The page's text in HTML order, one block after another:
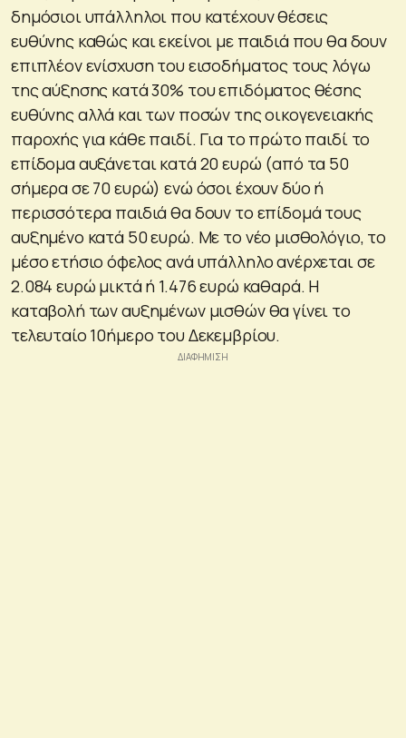
δημόσιοι υπάλληλοι που κατέχουν θέσεις
ευθύνης καθώς και εκείνοι με παιδιά που θα δουν
επιπλέον ενίσχυση του εισοδήματος τους λόγω
της αύξησης κατά 30% του επιδόματος θέσης
ευθύνης αλλά και των ποσών της οικογενειακής
παροχής για κάθε παιδί. Για το πρώτο παιδί το
επίδομα αυξάνεται κατά 20 ευρώ (από τα 50
σήμερα σε 70 ευρώ) ενώ όσοι έχουν δύο ή
περισσότερα παιδιά θα δουν το επίδομά τους
αυξημένο κατά 50 ευρώ. Με το νέο μισθολόγιο, το
μέσο ετήσιο όφελος ανά υπάλληλο ανέρχεται σε
2.084 ευρώ μικτά ή 1.476 ευρώ καθαρά. Η
καταβολή των αυξημένων μισθών θα γίνει το
τελευταίο 10ήμερο του Δεκεμβρίου.